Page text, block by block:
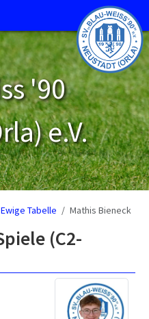
'90
e.V.
Ewige Tabelle Mathis Bieneck
(C2-